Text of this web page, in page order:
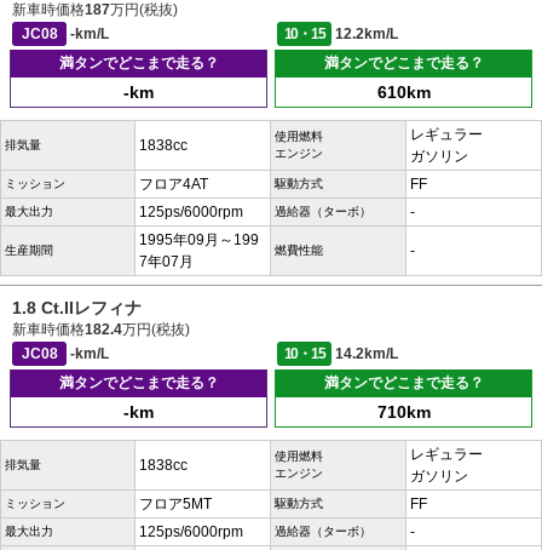
新車時価格187万円(税抜)
JC08
-km/L 10・15
12.2km/L
満タンでどこまで走る？
-km
満タンでどこまで走る？
610km
排気量 1838cc
使用燃料
エンジン
レギュラー
ガソリン
ミッション フロア4AT 駆動方式 FF
最大出力 125ps/6000rpm 過給器（ターボ） -
生産期間
1995年09月～199
7年07月
燃費性能 -
1.8 Ct.IIレフィナ
新車時価格182.4万円(税抜)
JC08
-km/L 10・15
14.2km/L
満タンでどこまで走る？
-km
満タンでどこまで走る？
710km
排気量 1838cc
使用燃料
エンジン
レギュラー
ガソリン
ミッション フロア5MT 駆動方式 FF
最大出力 125ps/6000rpm 過給器（ターボ） -